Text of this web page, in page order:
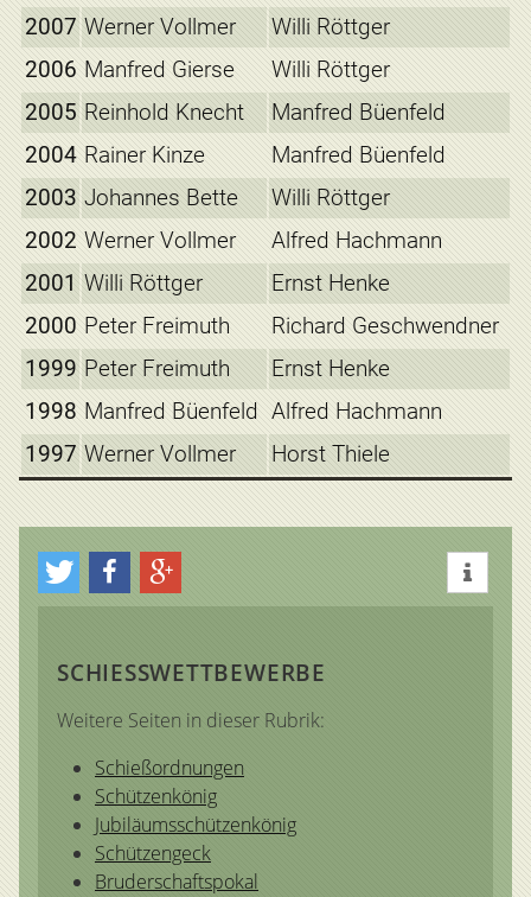
2007 Werner Vollmer
Willi Röttger
2006 Manfred Gierse
Willi Röttger
2005 Reinhold Knecht
Manfred Büenfeld
2004 Rainer Kinze
Manfred Büenfeld
2003 Johannes Bette
Willi Röttger
2002 Werner Vollmer
Alfred Hachmann
2001 Willi Röttger
Ernst Henke
2000 Peter Freimuth
Richard Geschwendner
1999 Peter Freimuth
Ernst Henke
1998 Manfred Büenfeld Alfred Hachmann
1997 Werner Vollmer Horst Thiele
SCHIESSWETTBEWERBE
Weitere Seiten in dieser Rubrik:
Schießordnungen
Schützenkönig
Jubiläumsschützenkönig
Schützengeck
Bruderschaftspokal